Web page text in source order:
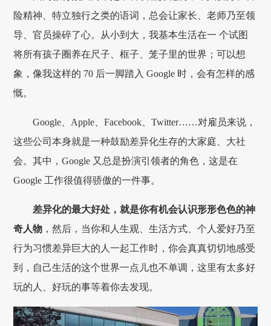
险精神、特立独行之类的语词，总会让家长、老师乃至领
导、官员操碎了心。从小到大，我基本生活在一 个试图
将所有孩子圈养在尺子、框子、笼子里的世界；可以想
象，像我这样的 70 后一脚踏入 Google 时，会有怎样的感
慨。
Google、Apple、Facebook、Twitter……对雇员来说，
这些公司本身就是一种鼓励差异化生存的大家庭、大社
会。其中，Google 又总是扮演引领者的角色，这是在
Google 工作很值得骄傲的一件事。
差异化的最大好处，就是你有机会认识形形色色的神
奇人物 ，然后，当你和人生观、生活方式、个人爱好乃至
行为习惯差异巨大的人一起工作时，你会真真切切地感受
到，自己生活的这个世界一点儿也不单调，这里有太多好
玩的人、好玩的事等着你去发现。